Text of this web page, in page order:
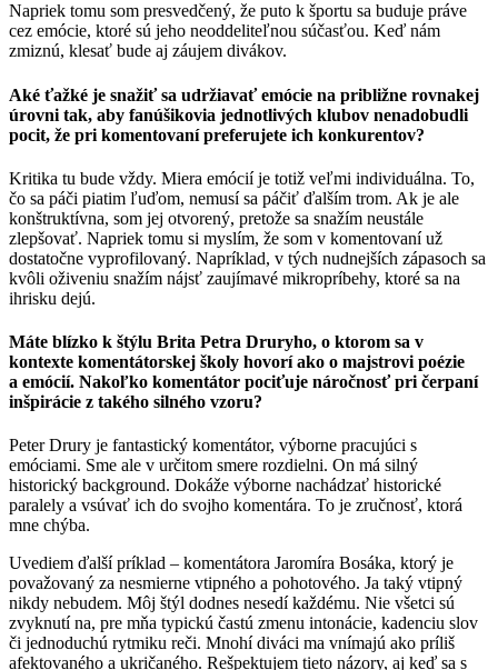
Napriek tomu som presvedčený, že puto k športu sa buduje práve
cez emócie, ktoré sú jeho neoddeliteľnou súčasťou. Keď nám
zmiznú, klesať bude aj záujem divákov.
Aké ťažké je snažiť sa udržiavať emócie na približne rovnakej
úrovni tak, aby fanúšikovia jednotlivých klubov nenadobudli
pocit, že pri komentovaní preferujete ich konkurentov?
Kritika tu bude vždy. Miera emócií je totiž veľmi individuálna. To,
čo sa páči piatim ľuďom, nemusí sa páčiť ďalším trom. Ak je ale
konštruktívna, som jej otvorený, pretože sa snažím neustále
zlepšovať. Napriek tomu si myslím, že som v komentovaní už
dostatočne vyprofilovaný. Napríklad, v tých nudnejších zápasoch sa
kvôli oživeniu snažím nájsť zaujímavé mikropríbehy, ktoré sa na
ihrisku dejú.
Máte blízko k štýlu Brita Petra Druryho, o ktorom sa v
kontexte komentátorskej školy hovorí ako o majstrovi poézie
a emócií. Nakoľko komentátor pociťuje náročnosť pri čerpaní
inšpirácie z takého silného vzoru?
Peter Drury je fantastický komentátor, výborne pracujúci s
emóciami. Sme ale v určitom smere rozdielni. On má silný
historický background. Dokáže výborne nachádzať historické
paralely a vsúvať ich do svojho komentára. To je zručnosť, ktorá
mne chýba.
Uvediem ďalší príklad – komentátora Jaromíra Bosáka, ktorý je
považovaný za nesmierne vtipného a pohotového. Ja taký vtipný
nikdy nebudem. Môj štýl dodnes nesedí každému. Nie všetci sú
zvyknutí na, pre mňa typickú častú zmenu intonácie, kadenciu slov
či jednoduchú rytmiku reči. Mnohí diváci ma vnímajú ako príliš
afektovaného a ukričaného. Rešpektujem tieto názory, aj keď sa s